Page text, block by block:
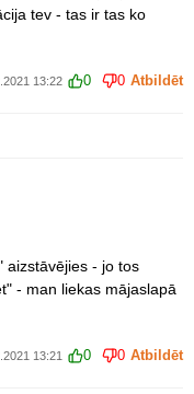
tev - tas ir tas ko
13:22 0 0 Atbildēt
aizstāvējies - jo tos
- man liekas mājaslapā
13:21 0 0 Atbildēt